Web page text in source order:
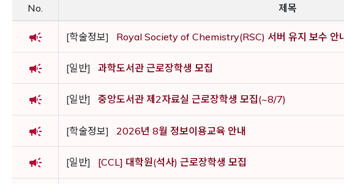
No. 제목
campaign [학술정보] Royal Society of Chemistry(RSC) 서버 유지 보수 안
campaign [일반] 과학도서관 근로장학생 모집
campaign [일반] 중앙도서관 제2자료실 근로장학생 모집(~8/7)
campaign [학술정보] 2026년 8월 정보이용교육 안내
campaign [일반] [CCL] 대학원(석사) 근로장학생 모집